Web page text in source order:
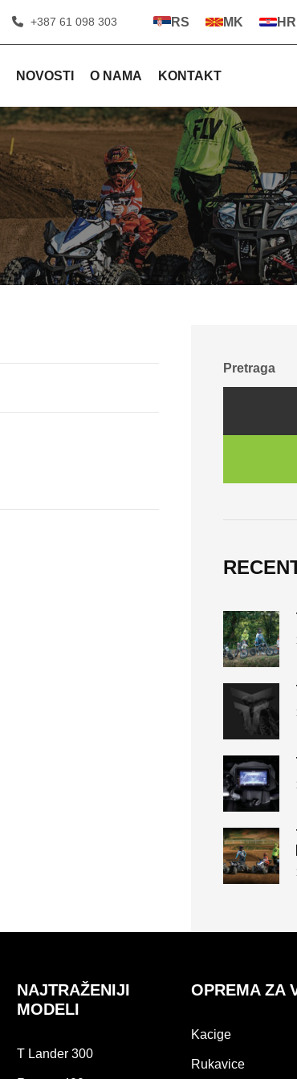
+387 61 098 303 RS MK HR
NOVOSTI O NAMA KONTAKT
Pretraga
NAJTRAŽENIJI
MODELI
T Lander 300
OPREMA ZA
Kacige
Rukavice